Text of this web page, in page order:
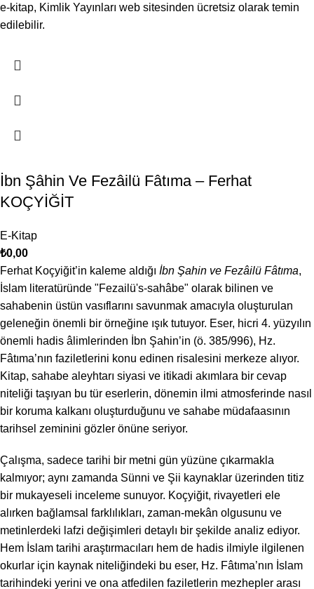
e-kitap, Kimlik Yayınları web sitesinden ücretsiz olarak temin
edilebilir.
İbn Şâhin Ve Fezâilü Fâtıma – Ferhat
KOÇYİĞİT
E-Kitap
₺0,00
Ferhat Koçyiğit’in kaleme aldığı İbn Şahin ve Fezâilü Fâtıma,
İslam literatüründe "Fezailü's-sahâbe" olarak bilinen ve
sahabenin üstün vasıflarını savunmak amacıyla oluşturulan
geleneğin önemli bir örneğine ışık tutuyor. Eser, hicri 4. yüzyılın
önemli hadis âlimlerinden İbn Şahin’in (ö. 385/996), Hz.
Fâtıma’nın faziletlerini konu edinen risalesini merkeze alıyor.
Kitap, sahabe aleyhtarı siyasi ve itikadi akımlara bir cevap
niteliği taşıyan bu tür eserlerin, dönemin ilmi atmosferinde nasıl
bir koruma kalkanı oluşturduğunu ve sahabe müdafaasının
tarihsel zeminini gözler önüne seriyor.
Çalışma, sadece tarihi bir metni gün yüzüne çıkarmakla
kalmıyor; aynı zamanda Sünni ve Şii kaynaklar üzerinden titiz
bir mukayeseli inceleme sunuyor. Koçyiğit, rivayetleri ele
alırken bağlamsal farklılıkları, zaman-mekân olgusunu ve
metinlerdeki lafzi değişimleri detaylı bir şekilde analiz ediyor.
Hem İslam tarihi araştırmacıları hem de hadis ilmiyle ilgilenen
okurlar için kaynak niteliğindeki bu eser, Hz. Fâtıma’nın İslam
tarihindeki yerini ve ona atfedilen faziletlerin mezhepler arası